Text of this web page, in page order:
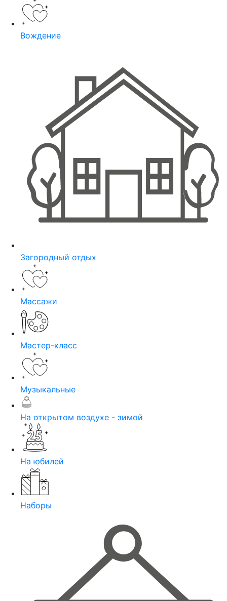
Вождение
Загородный отдых
Массажи
Мастер-класс
Музыкальные
На открытом воздухе - зимой
На юбилей
Наборы